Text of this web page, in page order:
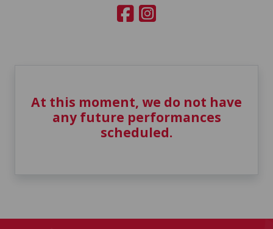
At this moment, we do not have
any future performances
scheduled.